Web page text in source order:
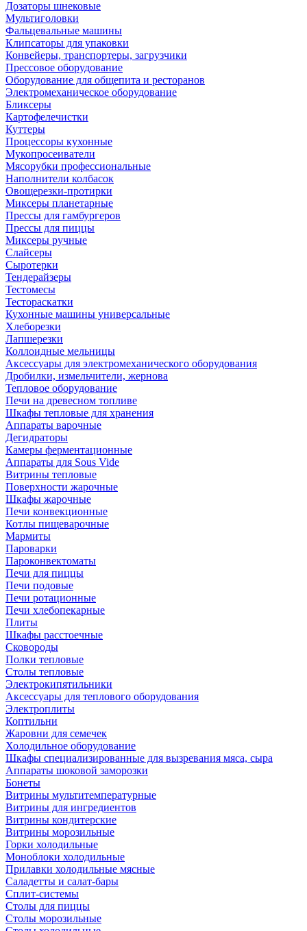
Дозаторы шнековые
Мультиголовки
Фальцевальные машины
Клипсаторы для упаковки
Конвейеры, транспортеры, загрузчики
Прессовое оборудование
Оборудование для общепита и ресторанов
Электромеханическое оборудование
Бликсеры
Картофелечистки
Куттеры
Процессоры кухонные
Мукопросеиватели
Мясорубки профессиональные
Наполнители колбасок
Овощерезки-протирки
Миксеры планетарные
Прессы для гамбургеров
Прессы для пиццы
Миксеры ручные
Слайсеры
Сыротерки
Тендерайзеры
Тестомесы
Тестораскатки
Кухонные машины универсальные
Хлеборезки
Лапшерезки
Коллоидные мельницы
Аксессуары для электромеханического оборудования
Дробилки, измельчители, жернова
Тепловое оборудование
Печи на древесном топливе
Шкафы тепловые для хранения
Аппараты варочные
Дегидраторы
Камеры ферментационные
Аппараты для Sous Vide
Витрины тепловые
Поверхности жарочные
Шкафы жарочные
Печи конвекционные
Котлы пищеварочные
Мармиты
Пароварки
Пароконвектоматы
Печи для пиццы
Печи подовые
Печи ротационные
Печи хлебопекарные
Плиты
Шкафы расстоечные
Сковороды
Полки тепловые
Столы тепловые
Электрокипятильники
Аксессуары для теплового оборудования
Электроплиты
Коптильни
Жаровни для семечек
Холодильное оборудование
Шкафы специализированные для вызревания мяса, сыра
Аппараты шоковой заморозки
Бонеты
Витрины мультитемпературные
Витрины для ингредиентов
Витрины кондитерские
Витрины морозильные
Горки холодильные
Моноблоки холодильные
Прилавки холодильные мясные
Саладетты и салат-бары
Сплит-системы
Столы для пиццы
Столы морозильные